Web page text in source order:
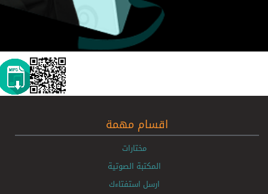
اقسام مهمة
مختارات
المكتبة الصوتية
ارسل استفتاءك